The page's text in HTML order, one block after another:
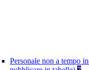
Personale non a tempo